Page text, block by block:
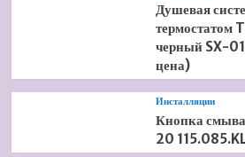
Душевая
черный SX-
цена)
Инсталляции
Кнопка
20